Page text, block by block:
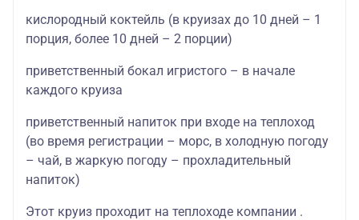
кислородный коктейль (в круизах до 10 дней – 1
порция, более 10 дней – 2 порции)
приветственный бокал игристого – в начале
каждого круиза
приветственный напиток при входе на теплоход
(во время регистрации – морс, в холодную погоду
– чай, в жаркую погоду – прохладительный
напиток)
Этот круиз проходит на теплоходе компании .